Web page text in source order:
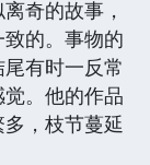
奇的故事，
的。事物的
有时一反常
。他的作品
，枝节蔓延